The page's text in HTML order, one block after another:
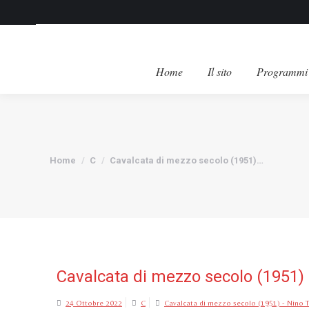
Home Il sito
Tu sei qui:
Home C Cavalcata di mezzo secolo (1951)…
Cavalcata di mezzo secolo
24 Ottobre 2022 C Cavalcata di mezzo secolo (1951) - Nino